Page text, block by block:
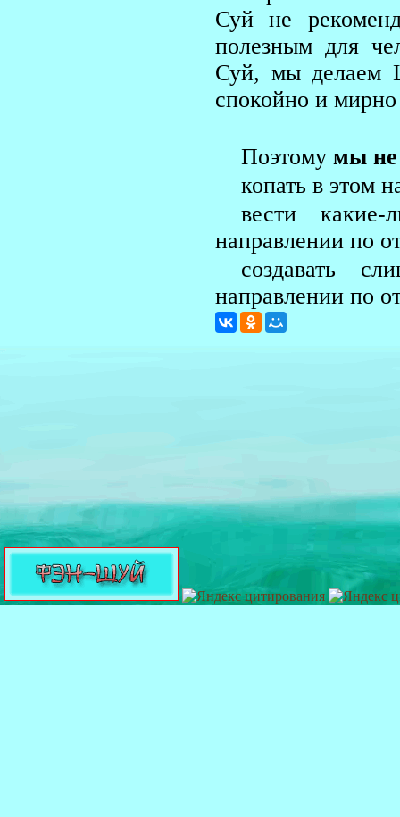
Суй не
полезным для
Суй, мы делаем
спокойно и мирно
Поэтому мы
копать в этом
вести
направлении по
создавать
направлении по